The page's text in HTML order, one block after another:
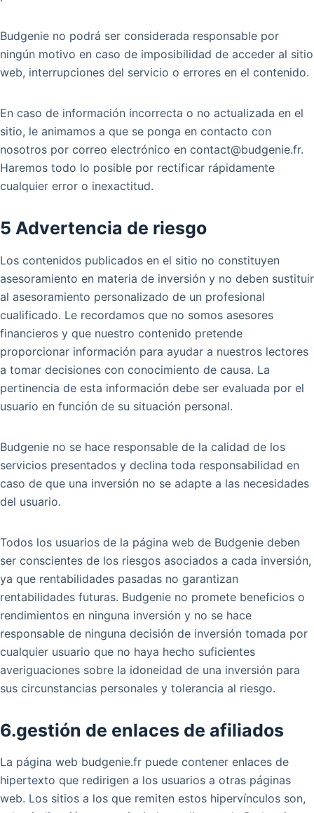
Budgenie no podrá ser considerada responsable por
ningún motivo en caso de imposibilidad de acceder al sitio
web, interrupciones del servicio o errores en el contenido.
En caso de información incorrecta o no actualizada en el
sitio, le animamos a que se ponga en contacto con
nosotros por correo electrónico en contact@budgenie.fr.
Haremos todo lo posible por rectificar rápidamente
cualquier error o inexactitud.
5 Advertencia de riesgo
Los contenidos publicados en el sitio no constituyen
asesoramiento en materia de inversión y no deben sustituir
al asesoramiento personalizado de un profesional
cualificado. Le recordamos que no somos asesores
financieros y que nuestro contenido pretende
proporcionar información para ayudar a nuestros lectores
a tomar decisiones con conocimiento de causa. La
pertinencia de esta información debe ser evaluada por el
usuario en función de su situación personal.
Budgenie no se hace responsable de la calidad de los
servicios presentados y declina toda responsabilidad en
caso de que una inversión no se adapte a las necesidades
del usuario.
Todos los usuarios de la página web de Budgenie deben
ser conscientes de los riesgos asociados a cada inversión,
ya que rentabilidades pasadas no garantizan
rentabilidades futuras. Budgenie no promete beneficios o
rendimientos en ninguna inversión y no se hace
responsable de ninguna decisión de inversión tomada por
cualquier usuario que no haya hecho suficientes
averiguaciones sobre la idoneidad de una inversión para
sus circunstancias personales y tolerancia al riesgo.
6.gestión de enlaces de afiliados
La página web budgenie.fr puede contener enlaces de
hipertexto que redirigen a los usuarios a otras páginas
web. Los sitios a los que remiten estos hipervínculos son,